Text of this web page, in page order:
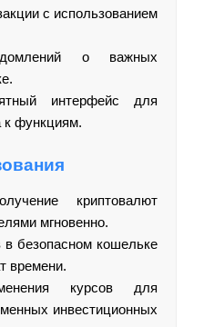
с использованием
о важных
интерфейс для
к функциям.
криптовалют
мгновенно.
в безопасном кошельке
времени.
курсов для
инвестиционных